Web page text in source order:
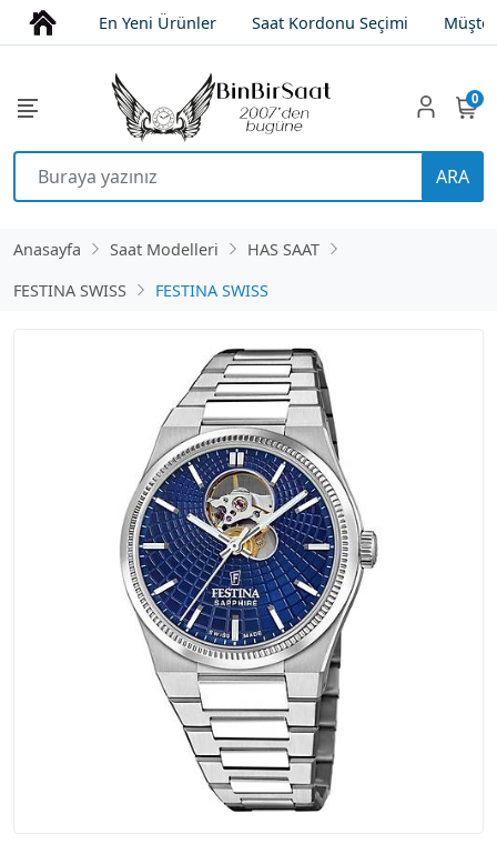
En Yeni Ürünler Saat Kordonu Seçimi
ARA
0
Anasayfa Saat Modelleri
HAS SAAT
FESTINA SWISS
FESTINA SWISS